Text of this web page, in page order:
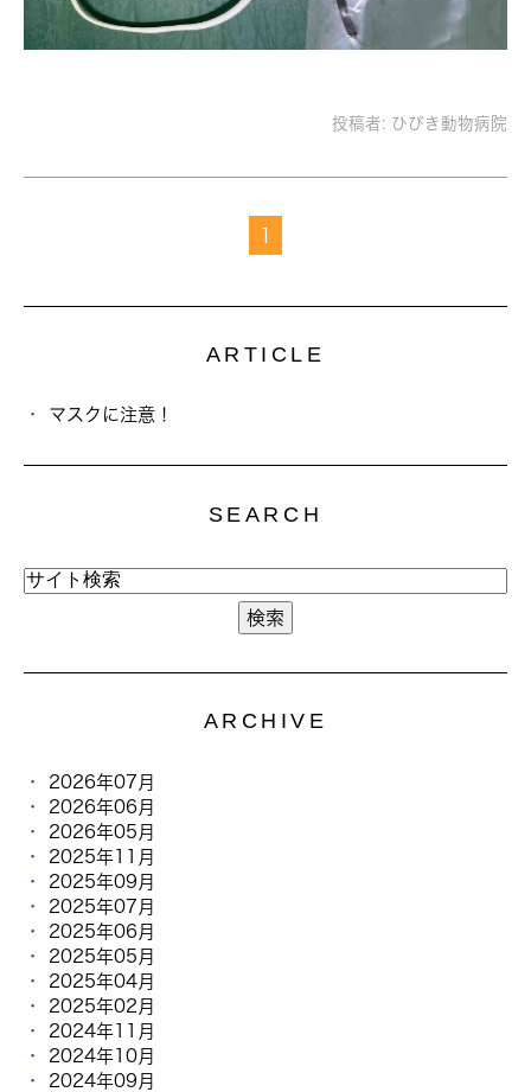
投稿者: ひびき動物病院
1
ARTICLE
マスクに注意！
SEARCH
ARCHIVE
2026年07月
2026年06月
2026年05月
2025年11月
2025年09月
2025年07月
2025年06月
2025年05月
2025年04月
2025年02月
2024年11月
2024年10月
2024年09月